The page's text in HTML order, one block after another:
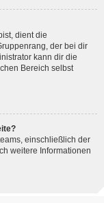
dient die
der bei dir
kann dir die
Bereich selbst
einschließlich der
weitere Informationen